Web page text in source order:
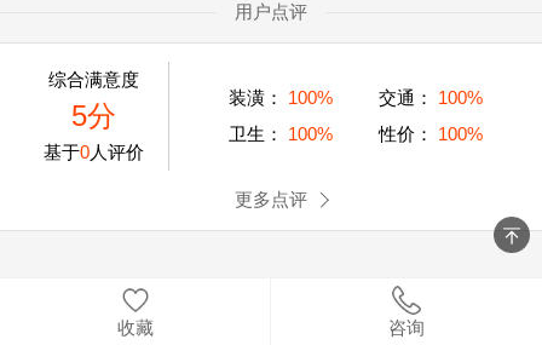
用户点评
综合满意度
5分
基于0人评价
装潢： 100% 交通：
100%
卫生：
100% 性价： 100%
更多点评
收藏 咨询